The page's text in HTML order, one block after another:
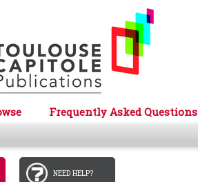
Frequently Asked Questions
NEED HELP?